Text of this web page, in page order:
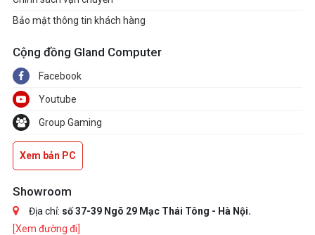
Bảo mật thông tin khách hàng
Cộng đồng Gland Computer
Facebook
Youtube
Group Gaming
Xem bản PC
Showroom
Địa chỉ: số 37-39 Ngõ 29 Mạc Thái Tông - Hà Nội.
[Xem đường đi]